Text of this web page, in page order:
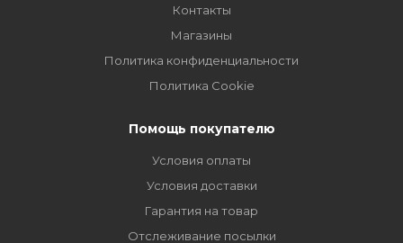
Контакты
Магазины
Политика конфиденциальности
Политика Cookie
Помощь покупателю
Условия оплаты
Условия доставки
Гарантия на товар
Отслеживание посылки